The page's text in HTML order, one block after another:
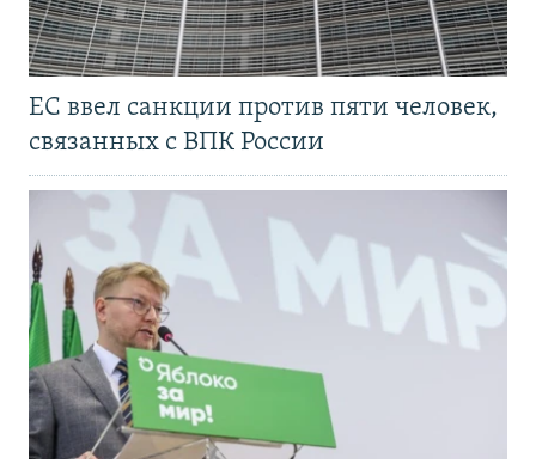
ЕС ввел санкции против пяти человек,
связанных с ВПК России